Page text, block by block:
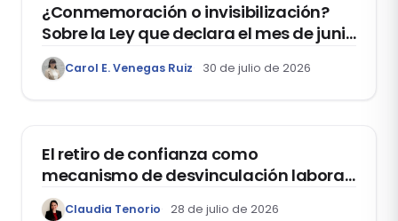
¿Conmemoración o invisibilización?
Sobre la Ley que declara el mes de junio
como el “Mes de la Vida y la Familia”
Carol E. Venegas Ruiz 30 de julio de 2026
El retiro de confianza como
mecanismo de desvinculación laboral:
reflexiones a propósito de la casación
Claudia Tenorio 28 de julio de 2026